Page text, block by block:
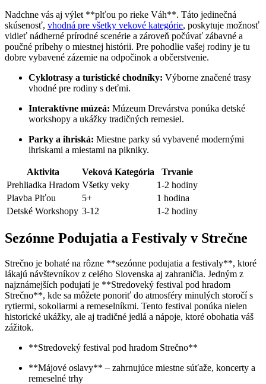
Nadchne vás aj výlet **plťou po rieke Váh**. Táto jedinečná
skúsenosť, vhodná pre všetky vekové kategórie, poskytuje možnosť
vidieť nádherné prírodné scenérie a zároveň počúvať zábavné a
poučné príbehy o miestnej histórii. Pre pohodlie vašej rodiny je tu
dobre vybavené zázemie na odpočinok a občerstvenie.
Cyklotrasy a turistické chodníky: Výborne značené trasy
vhodné pre rodiny s deťmi.
Interaktívne múzeá: Múzeum Drevárstva ponúka detské
workshopy a ukážky tradičných remesiel.
Parky a ihriská: Miestne parky sú vybavené modernými
ihriskami a miestami na pikniky.
Aktivita Veková Kategória
Trvanie
Prehliadka Hradom Všetky veky
1-2 hodiny
Plavba Plťou
5+
1 hodina
Detské Workshopy 3-12 1-2 hodiny
Sezónne Podujatia a Festivaly v Strečne
Strečno je bohaté na rôzne **sezónne podujatia a festivaly**, ktoré
lákajú návštevníkov z celého Slovenska aj zahraničia. Jedným z
najznámejších podujatí je **Stredoveký festival pod hradom
Strečno**, kde sa môžete ponoriť do atmosféry minulých storočí s
rytiermi, sokoliarmi a remeselníkmi. Tento festival ponúka nielen
historické ukážky, ale aj tradičné jedlá a nápoje, ktoré obohatia váš
zážitok.
**Stredoveký festival pod hradom Strečno**
**Májové oslavy** – zahrnujúce miestne súťaže, koncerty a
remeselné trhy